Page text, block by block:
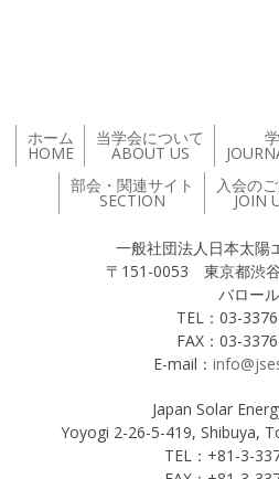
ホーム
HOME
当学会について
ABOUT US
部会・関連サイト
SECTION
入会の
JOIN
一般社団法人日本太陽
〒151-0053 東京都渋
バロール代々
TEL：03-
FAX：03-
E-mail：
Japan Solar
Yoyogi 2-26-5-419, Shibuya,
TEL：+81-3-